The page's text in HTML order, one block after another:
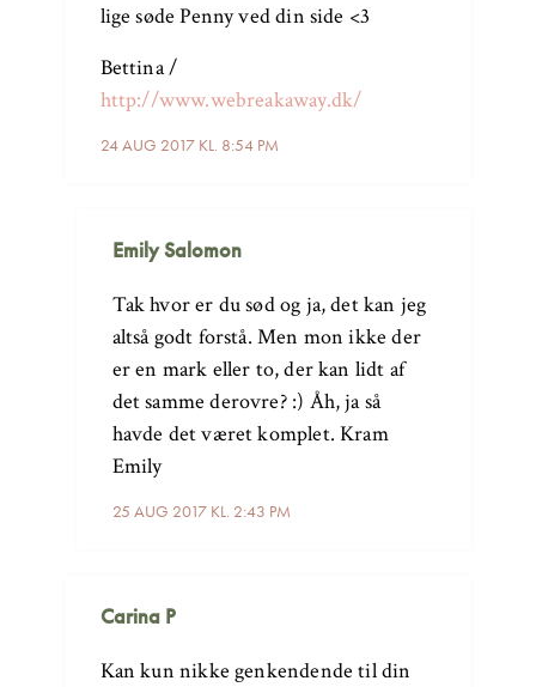
24 AUG 2017 KL. 8:54 PM
lige søde Penny ved din side <3
Bettina /
http://www.webreakaway.dk/
Emily Salomon
25 AUG 2017 KL. 2:43 PM
Tak hvor er du sød og ja, det kan jeg
altså godt forstå. Men mon ikke der
er en mark eller to, der kan lidt af
det samme derovre? :) Åh, ja så
havde det været komplet. Kram
Emily
Carina P
Kan kun nikke genkendende til din